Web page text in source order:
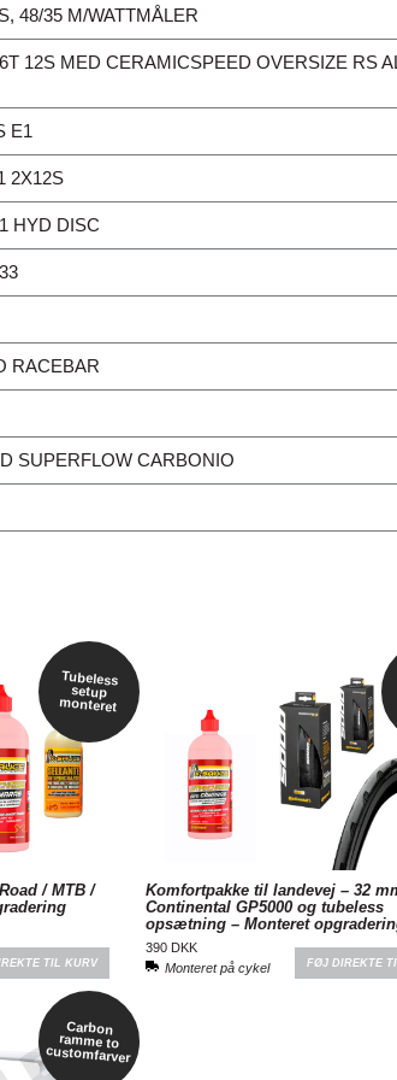
48/35 M/WATTMÅLER
12S MED CERAMICSPEED OVERSIZE RS
E1
2X12S
HYD DISC
RACEBAR
SUPERFLOW CARBONIO
Tubeless
setup
monteret
/ MTB /
TIL KURV
Komfortpakke til landevej – 32
Continental GP5000 og tubeless
opsætning – Monteret
390 DKK
Monteret på cykel
FØJ DIREKTE
Carbon
ramme to
customfarver